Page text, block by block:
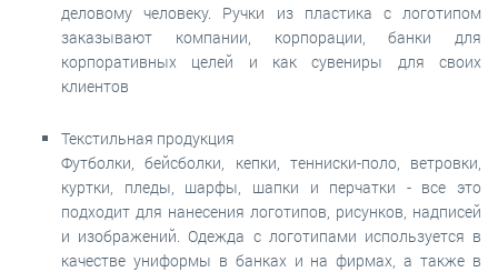
деловому человеку. Ручки из пластика с логотипом
заказывают компании, корпорации, банки для
корпоративных целей и как сувениры для своих
клиентов
Текстильная продукция
Футболки, бейсболки, кепки, тенниски-поло, ветровки,
куртки, пледы, шарфы, шапки и перчатки - все это
подходит для нанесения логотипов, рисунков, надписей
и изображений. Одежда с логотипами используется в
качестве униформы в банках и на фирмах, а также в